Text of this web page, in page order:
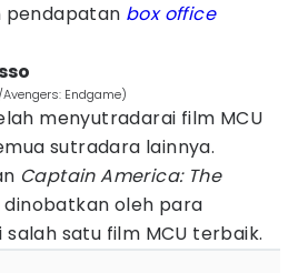
pendapatan box office
Endgame)
menyutradarai film MCU
sutradara lainnya.
Captain America: The
dinobatkan oleh para
satu film MCU terbaik.